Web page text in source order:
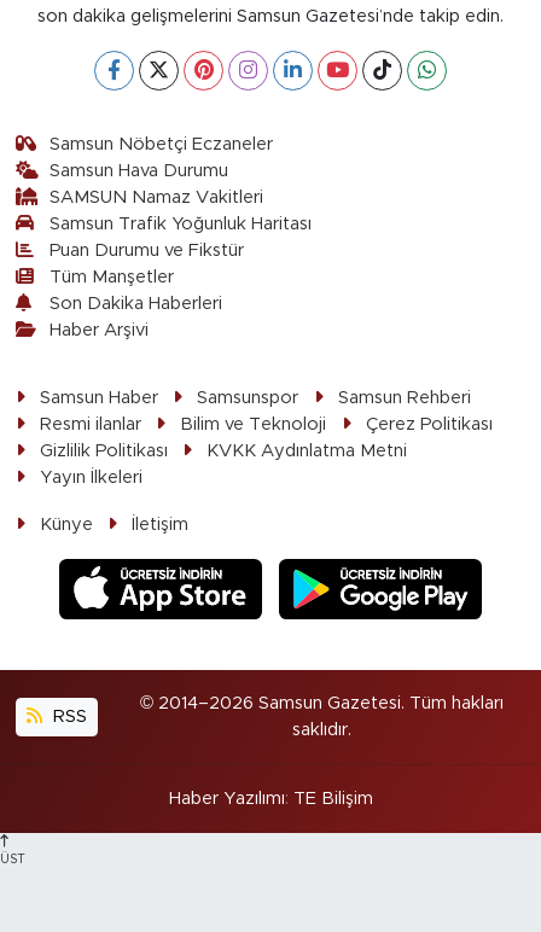
son dakika gelişmelerini Samsun Gazetesi’nde takip edin.
Samsun Nöbetçi Eczaneler
Samsun Hava Durumu
SAMSUN Namaz Vakitleri
Samsun Trafik Yoğunluk Haritası
Puan Durumu ve Fikstür
Tüm Manşetler
Son Dakika Haberleri
Haber Arşivi
Samsun Haber Samsunspor
Samsun Rehberi
Resmi ilanlar
Bilim ve Teknoloji
Çerez Politikası
Gizlilik Politikası
KVKK Aydınlatma Metni
Yayın İlkeleri
Künye İletişim
RSS
© 2014–2026 Samsun Gazetesi. Tüm hakları
saklıdır.
Haber Yazılımı: TE Bilişim
ÜST